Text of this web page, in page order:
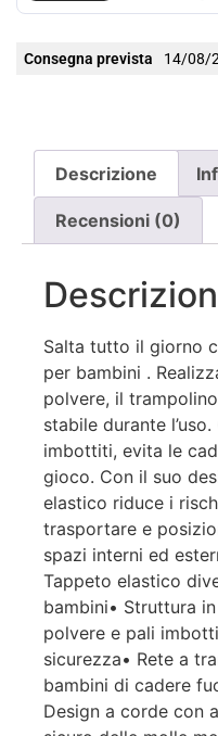
Consegna prevista 14/08/
Descrizione
Recensioni (0)
Salta tutto il giorno
per bambini .
polvere, il
stabile durante
imbottiti, evita le
gioco. Con il suo
elastico riduce i
trasportare e
spazi interni ed
Tappeto elastico
bambini• Struttura
polvere e pali
sicurezza• Rete a
bambini di cadere
Design a corde con